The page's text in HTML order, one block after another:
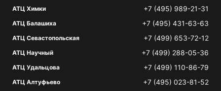
АТЦ Химки +7 (495) 989-21-31
АТЦ Балашиха +7 (495) 431-63-63
АТЦ Севастопольская +7 (499) 653-72-12
АТЦ Научный +7 (499) 288-05-36
АТЦ Удальцова +7 (499) 110-86-79
АТЦ Алтуфьево +7 (495) 023-81-52